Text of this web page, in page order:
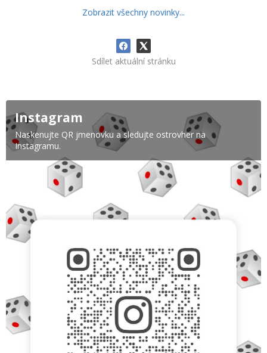
Zobrazit všechny novinky...
Sdílet aktuální stránku
Instagram
Naskenujte QR jmenovku a sledujte ostrovher na
Instagramu.